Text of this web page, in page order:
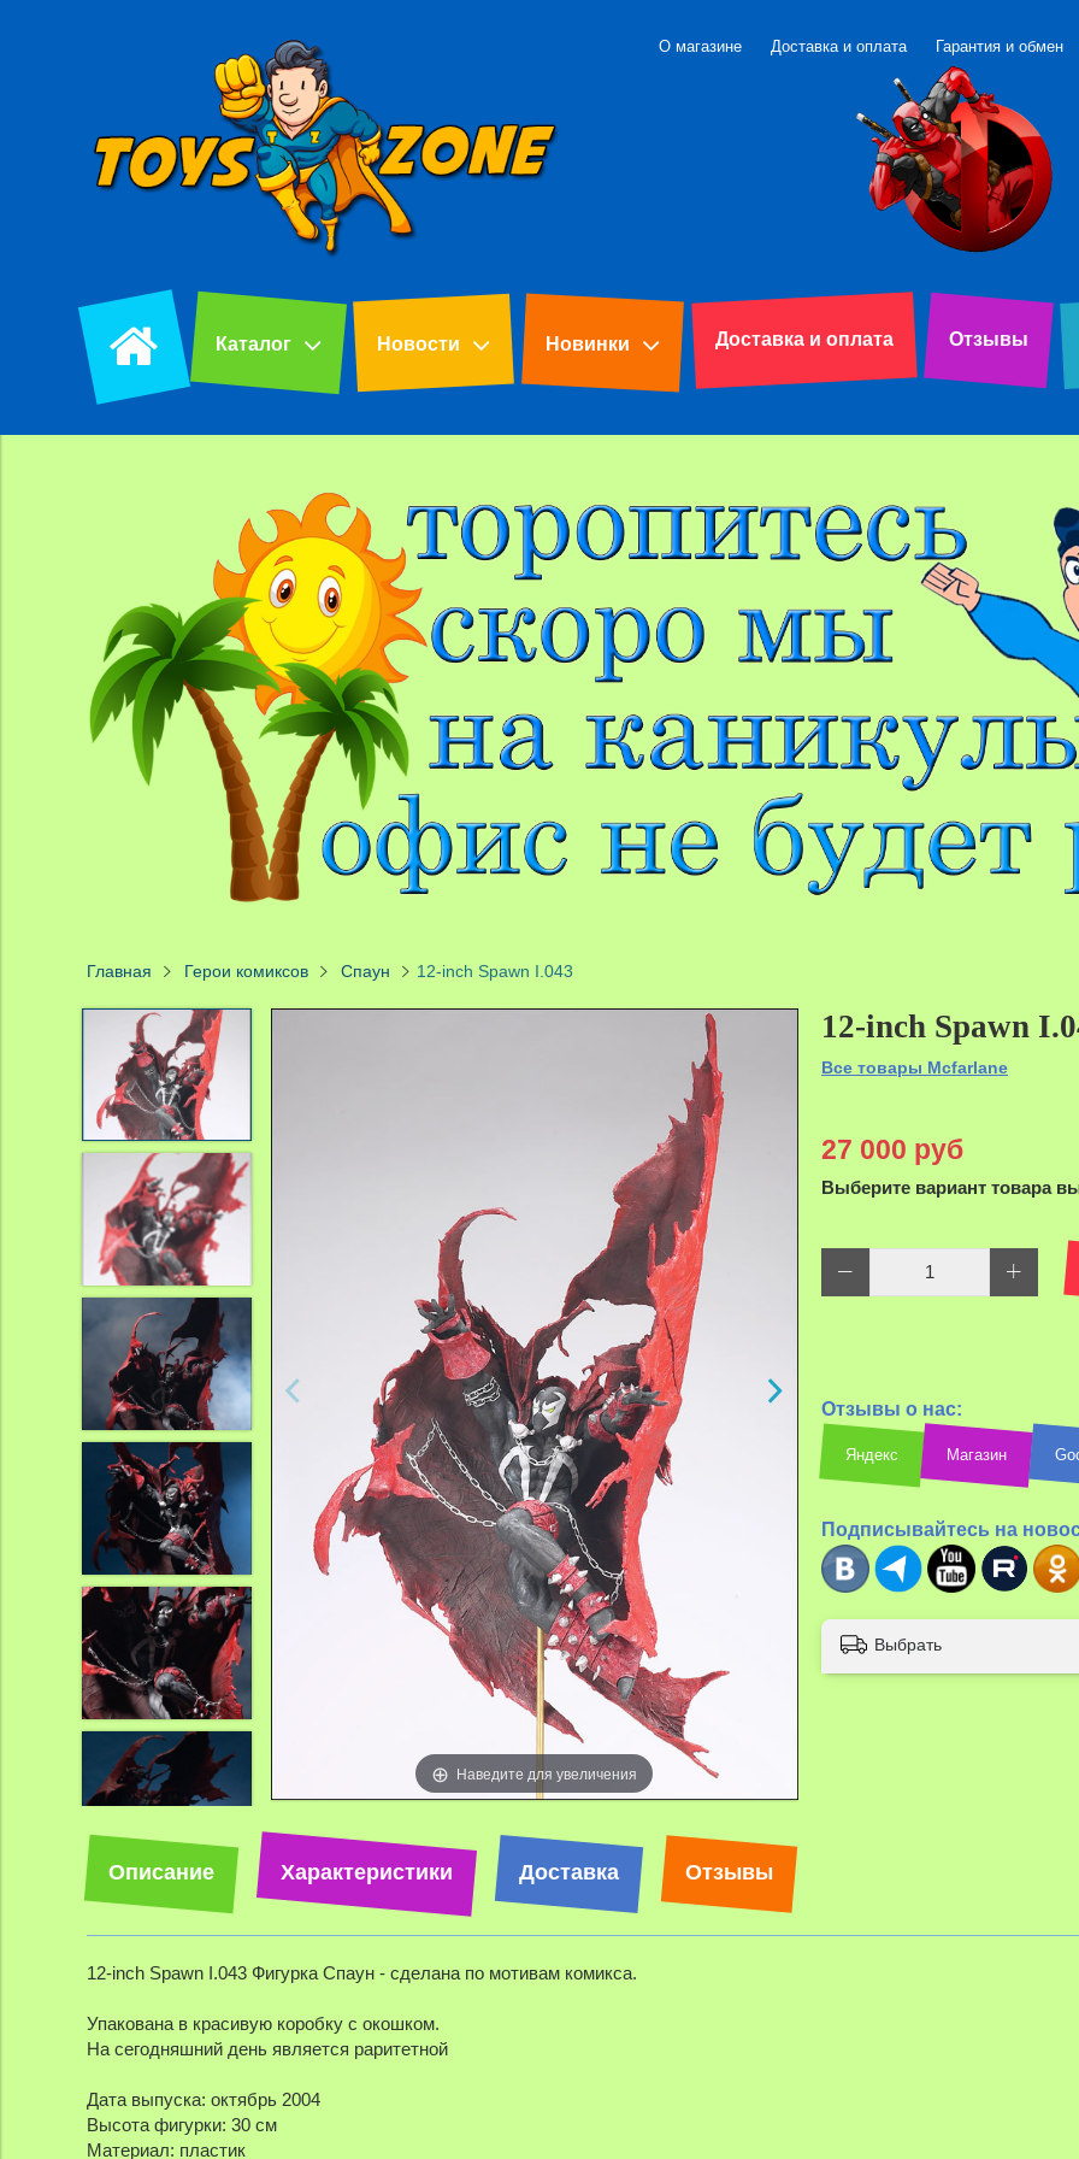
О магазине Доставка и оплата Гарантия и обмен
Каталог Новости Новинки Доставка и оплата Отзывы
Главная Герои комиксов Спаун 12-inch Spawn I.043
Наведите для увеличения
12-inch Spawn
Все товары Mcfarlane
27 000 руб
Выберите вариант товара
Отзывы о нас:
Яндекс Магазин
Подписывайтесь на
Выбрать
Описание Характеристики Доставка Отзывы
12-inch Spawn I.043 Фигурка Спаун - сделана по мотивам комикса.
Упакована в красивую коробку с окошком.
На сегодняшний день является раритетной
Дата выпуска: октябрь 2004
Высота фигурки: 30 см
Материал: пластик